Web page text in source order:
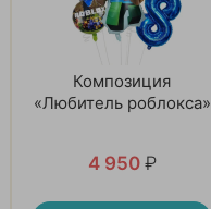
Композиция
«Любитель роблокса»
4 950 ₽